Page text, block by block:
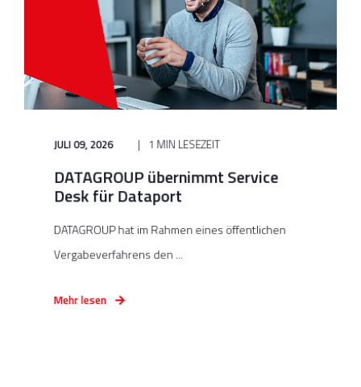
JULI 09, 2026 1 MIN LESEZEIT
DATAGROUP übernimmt Service
Desk für Dataport
DATAGROUP hat im Rahmen eines öffentlichen
Vergabeverfahrens den ...
Mehr lesen